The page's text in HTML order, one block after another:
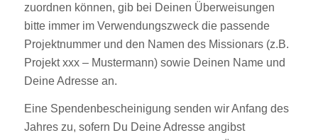
zuordnen können, gib bei Deinen Überweisungen
bitte immer im Verwendungszweck die passende
Projektnummer und den Namen des Missionars (z.B.
Projekt xxx – Mustermann) sowie Deinen Name und
Deine Adresse an.
Eine Spendenbescheinigung senden wir Anfang des
Jahres zu, sofern Du Deine Adresse angibst